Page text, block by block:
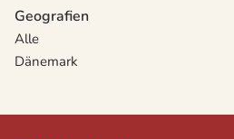
Geografien
Alle
Dänemark